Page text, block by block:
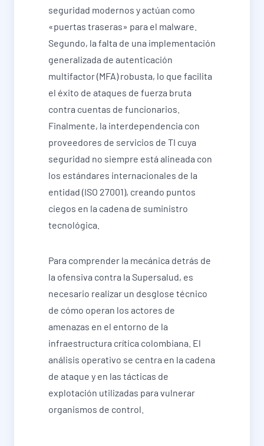
seguridad modernos y actúan como
«puertas traseras» para el malware.
Segundo, la falta de una implementación
generalizada de autenticación
multifactor (MFA) robusta, lo que facilita
el éxito de ataques de fuerza bruta
contra cuentas de funcionarios.
Finalmente, la interdependencia con
proveedores de servicios de TI cuya
seguridad no siempre está alineada con
los estándares internacionales de la
entidad (ISO 27001), creando puntos
ciegos en la cadena de suministro
tecnológica.
Para comprender la mecánica detrás de
la ofensiva contra la Supersalud, es
necesario realizar un desglose técnico
de cómo operan los actores de
amenazas en el entorno de la
infraestructura crítica colombiana. El
análisis operativo se centra en la cadena
de ataque y en las tácticas de
explotación utilizadas para vulnerar
organismos de control.